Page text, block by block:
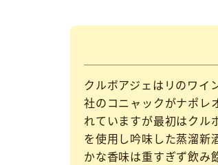
クルボアジェはリのワイ
社のコニャックがナポレ
れていますが最初はクル
を使用し吟味した蒸溜新
かな香味は重すぎず飲み